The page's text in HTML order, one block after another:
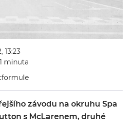
13:23
minuta
závodu na okruhu Spa
s McLarenem, druhé